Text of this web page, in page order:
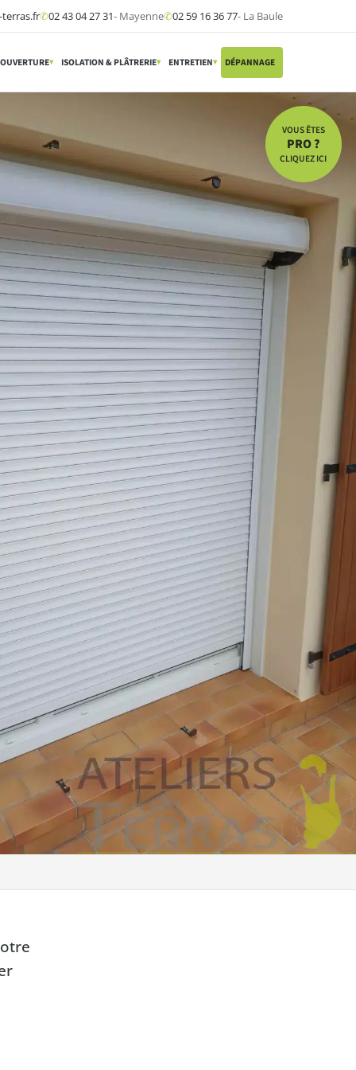
✆02 43 04 27 31- Mayenne✆02 59 16 36 77- La Baule
▾ ISOLATION & PLÂTRERIE▾ ENTRETIEN▾ DÉPANNAGE
VOUS ÊTES
PRO ?
CLIQUEZ ICI